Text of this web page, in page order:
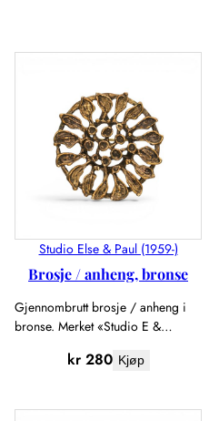
Studio Else & Paul (1959-)
Brosje / anheng, bronse
Gjennombrutt brosje / anheng i
bronse. Merket «Studio E &…
kr280 Kjøp